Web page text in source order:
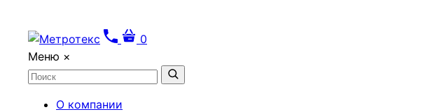
0
Меню ×
О компании